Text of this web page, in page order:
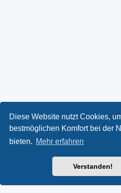
Diese Website nutzt Cookies,
bestmöglichen Komfort bei der
bieten. Mehr erfahren
Verstanden!